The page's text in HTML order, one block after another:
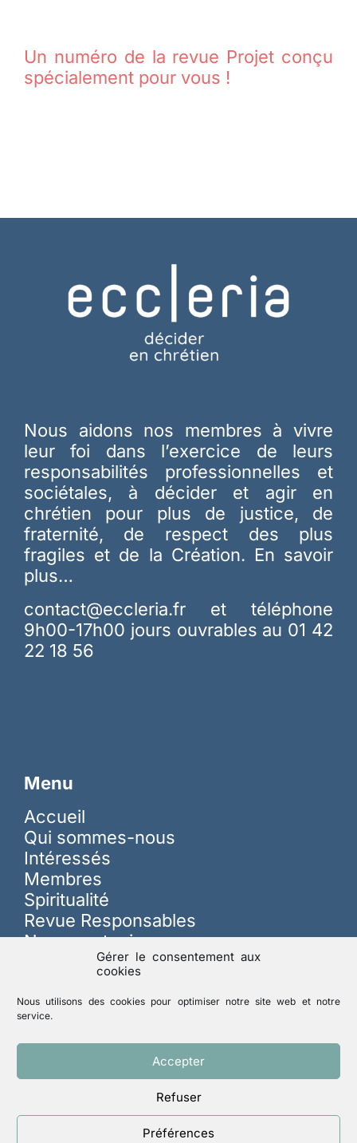
Gérer le consentement aux
cookies
Nous utilisons des cookies pour optimiser notre site web et notre
service.
Accepter
Refuser
Préférences
Un numéro de la revue Projet conçu
spécialement pour vous !
Nous aidons nos membres à vivre
leur foi dans l’exercice de leurs
responsabilités professionnelles et
sociétales, à décider et agir en
chrétien pour plus de justice, de
fraternité, de respect des plus
fragiles et de la Création. En savoir
plus…
contact@eccleria.fr et téléphone
9h00-17h00 jours ouvrables au 01 42
22 18 56
Menu
Accueil
Qui sommes-nous
Intéressés
Membres
Spiritualité
Revue Responsables
Nous soutenir
Lutte contre les abus
Mentions légales
Politique de confidentialité